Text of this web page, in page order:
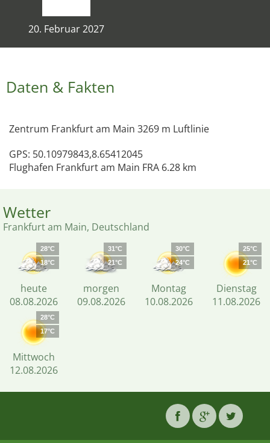
20. Februar 2027
Daten & Fakten
Zentrum Frankfurt am Main 3269 m Luftlinie
GPS: 50.10979843,8.65412045
Flughafen Frankfurt am Main FRA 6.28 km
Wetter
Frankfurt am Main, Deutschland
28°C
18°C
heute
08.08.2026
31°C
21°C
morgen
09.08.2026
30°C
24°C
Montag
10.08.2026
25°C
21°C
Dienstag
11.08.2026
28°C
17°C
Mittwoch
12.08.2026